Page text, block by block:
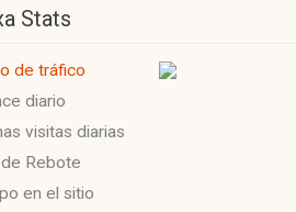
Stats
de tráfico
diario
visitas diarias
Rebote
en el sitio